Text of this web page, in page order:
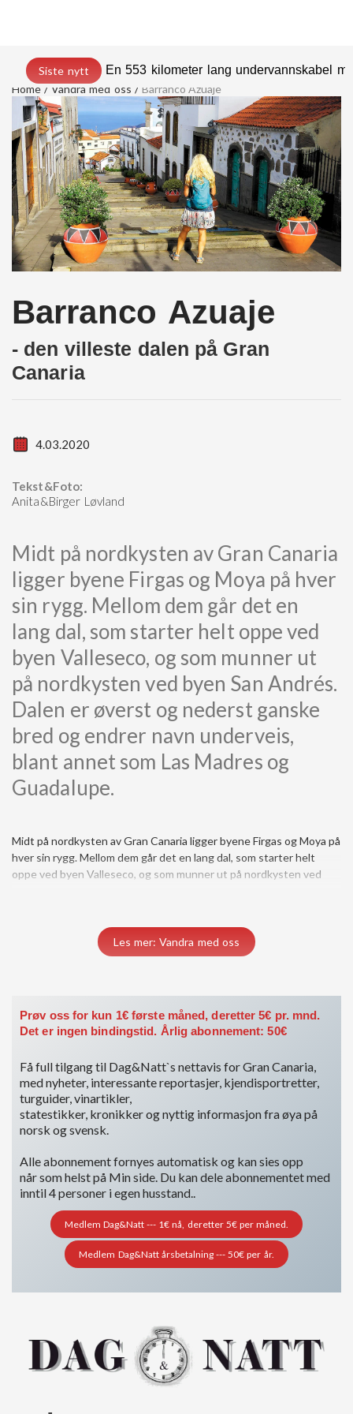
Siste nytt
En 553 kilometer lang undervannskabel
Home
Vandra med oss Barranco Azuaje
Barranco Azuaje
- den villeste dalen på Gran
Canaria
4.03.2020
Tekst&Foto:
Anita&Birger Løvland
Midt på nordkysten av Gran Canaria
ligger byene Firgas og Moya på hver
sin rygg. Mellom dem går det en
lang dal, som starter helt oppe ved
byen Valleseco, og som munner ut
på nordkysten ved byen San Andrés.
Dalen er øverst og nederst ganske
bred og endrer navn underveis,
blant annet som Las Madres og
Guadalupe.
Midt på nordkysten av Gran Canaria ligger byene Firgas og Moya på
hver sin rygg. Mellom dem går det en lang dal, som starter helt
oppe ved byen Valleseco, og som munner ut på nordkysten ved
byen San Andrés. Dalen er øverst og nederst ganske bred og
endrer navn underveis, blant annet som Las Madres og
Les mer: Vandra med oss
Prøv oss for kun 1€ første måned, deretter 5€ pr. mnd.
Det er ingen bindingstid. Årlig abonnement: 50€
Få full tilgang til Dag&Natt`s nettavis for Gran Canaria,
med nyheter, interessante reportasjer, kjendisportretter,
turguider, vinartikler,
statestikker, kronikker og nyttig informasjon fra øya på
norsk og svensk.
Alle abonnement fornyes automatisk og kan sies opp
når som helst på Min side. Du kan dele abonnementet med
inntil 4 personer i egen husstand..
Medlem Dag&Natt --- 1€ nå, deretter 5€ per måned.
Medlem Dag&Natt årsbetalning --- 50€ per år.